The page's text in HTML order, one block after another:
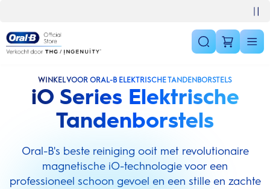
WINKEL VOOR ORAL-B ELEKTRISCHE TANDENBORSTELS
iO Series Elektrische
Tandenborstels
Oral-B's beste reiniging ooit met revolutionaire
magnetische iO-technologie voor een
professioneel schoon gevoel en een stille en zachte